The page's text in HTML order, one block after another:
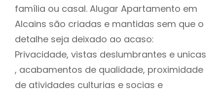
família ou casal. Alugar Apartamento em
Alcains são criadas e mantidas sem que o
detalhe seja deixado ao acaso:
Privacidade, vistas deslumbrantes e unicas
, acabamentos de qualidade, proximidade
de atividades culturias e socias e